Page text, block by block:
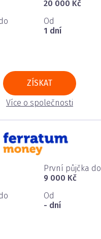
20 000 Kč
Od
1 dní
ZÍSKAT
Více o společnosti
První půjčka do
9 000 Kč
Od
- dní